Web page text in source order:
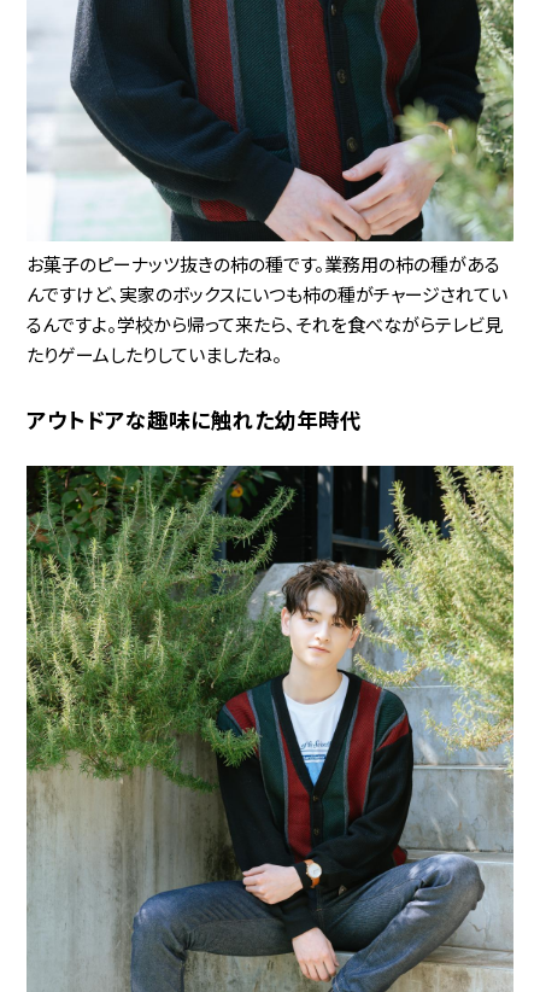
お菓子のピーナッツ抜きの柿の種です。業務用の柿の種がある
んですけど、実家のボックスにいつも柿の種がチャージされてい
るんですよ。学校から帰って来たら、それを食べながらテレビ見
たりゲームしたりしていましたね。
アウトドアな趣味に触れた幼年時代